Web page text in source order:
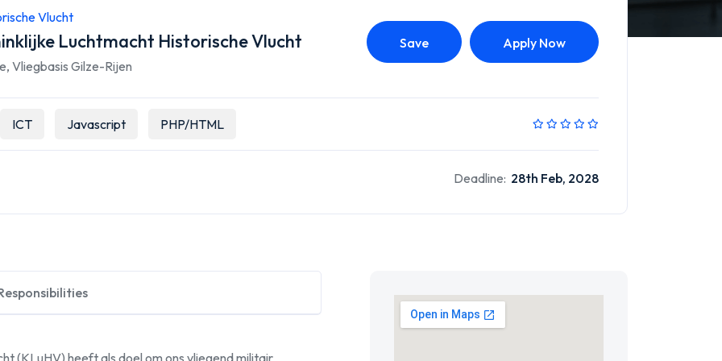
Vlucht
Luchtmacht Historische Vlucht
, Vliegbasis Gilze-Rijen
Save Apply Now
ICT Javascript PHP/HTML
Deadline: 28th Feb, 2028
(KLuHV) heeft als doel om ons vliegend militair